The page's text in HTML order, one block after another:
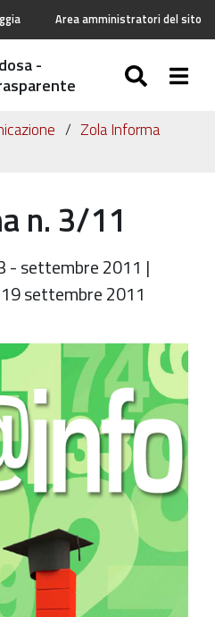
Area amministratori del sito
-
Zola Informa
n. 3/11
- settembre 2011 |
settembre 2011